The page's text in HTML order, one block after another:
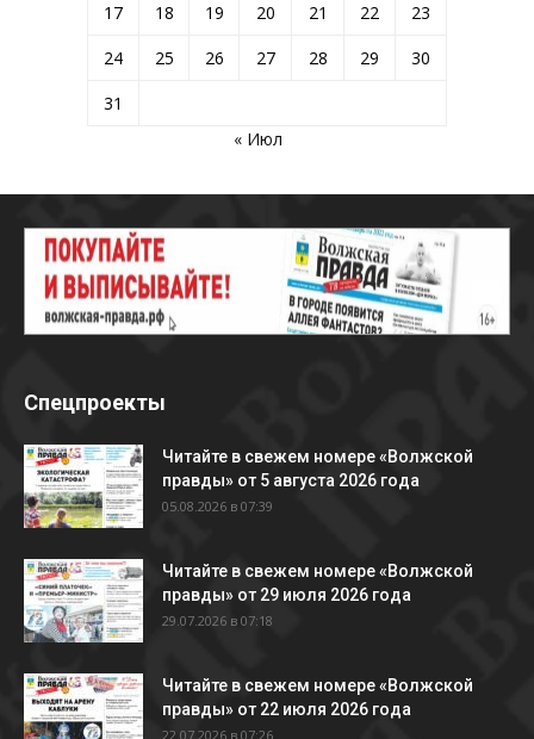
17
18 19 20 21 22
23
24
25 26 27 28 29
30
31
« Июл
Спецпроекты
Читайте в свежем номере «Волжской
правды» от 5 августа 2026 года
05.08.2026 в 07:39
Читайте в свежем номере «Волжской
правды» от 29 июля 2026 года
29.07.2026 в 07:18
Читайте в свежем номере «Волжской
правды» от 22 июля 2026 года
22.07.2026 в 07:26